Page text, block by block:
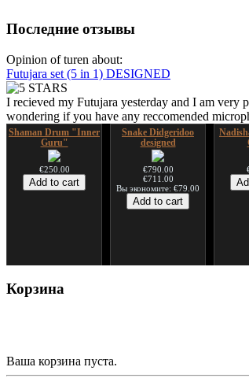
Последние отзывы
Opinion of turen about:
Futujara set (5 in 1) DESIGNED
I recieved my Futujara yesterday and I am very
wondering if you have any reccomended
Shaman Drum "Inner
Guru"
€250.00
Snake Didgeridoo
designed
€790.00
€711.00
Вы экономите: €79.00
Deer"
Корзина
Ваша корзина пуста.